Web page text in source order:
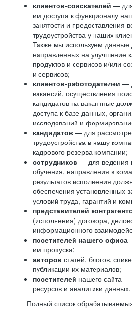
клиентов-соискателей —
им доступа к функционалу
занятости и предоставления
трудоустройства у наших
Также мы используем данные
направленных на улучшение
продуктов и сервисов и/или
и сервисов;
клиентов-работодателей —
вакансий, осуществления
кандидатов на вакантные
доступа к базе данных,
исследований и
кандидатов — для
трудоустройства в нашу
кадрового резерва компании;
сотрудников — для ведения
обучения, направления в
результатов исполнения
обеспечения установленных
условий труда, гарантий и
представителей
(исполнения) договора,
информационного
посетителей нашего офиса
им пропуска;
авторов статей, блогов,
публикации их материалов;
посетителей нашего сайта
ресурсов и аналитики данных.
Полный список